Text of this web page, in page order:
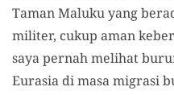
Taman Maluku yang
militer, cukup aman
saya pernah melihat
Eurasia di masa migrasi